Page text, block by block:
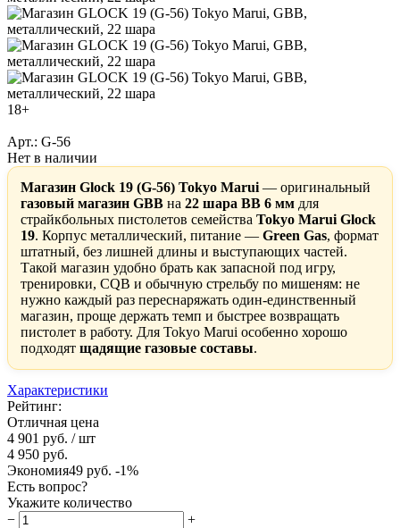
18+
Арт.: G-56
Нет в наличии
Магазин Glock 19 (G-56) Tokyo Marui — оригинальный
газовый магазин GBB на 22 шара BB 6 мм для
страйкбольных пистолетов семейства Tokyo Marui Glock
19. Корпус металлический, питание — Green Gas, формат
штатный, без лишней длины и выступающих частей.
Такой магазин удобно брать как запасной под игру,
тренировки, CQB и обычную стрельбу по мишеням: не
нужно каждый раз переснаряжать один-единственный
магазин, проще держать темп и быстрее возвращать
пистолет в работу. Для Tokyo Marui особенно хорошо
подходят щадящие газовые составы.
Характеристики
Рейтинг:
Отличная цена
4 901 руб. / шт
4 950 руб.
Экономия49 руб. -1%
Есть вопрос?
Укажите количество
−
+